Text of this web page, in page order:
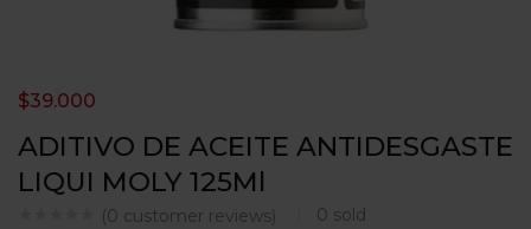
ADITIVO DE ACEITE ANTIDESGASTE
LIQUI MOLY 125Ml
(0 customer reviews) 0 sold
$39.000